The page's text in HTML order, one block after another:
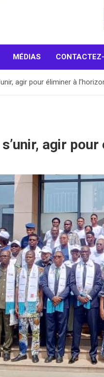
MÉDIAS
agir pour éliminer à
agir